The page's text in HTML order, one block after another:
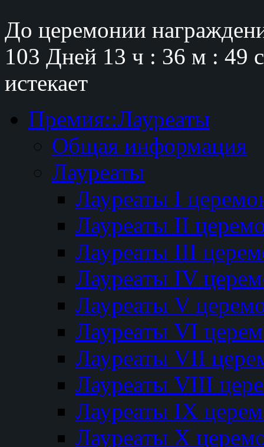
До церемонии
103 Дней 13 ч : 36 м : 48
истекает
Премия::Лауреаты
Общая информация
Лауреаты
Лауреаты I
Лауреаты II
Лауреаты III
Лауреаты IV
Лауреаты V
Лауреаты VI
Лауреаты VII
Лауреаты VIII
Лауреаты IX
Лауреаты Х